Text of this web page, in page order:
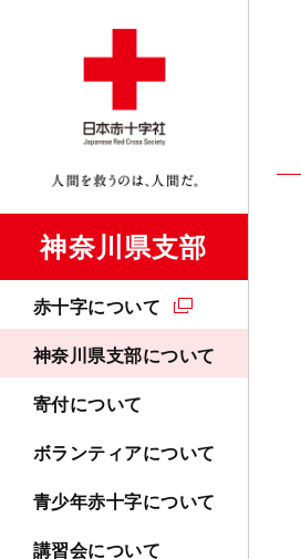
神奈川県支部
赤十字について
神奈川県支部について
寄付について
ボランティアについて
青少年赤十字について
講習会について